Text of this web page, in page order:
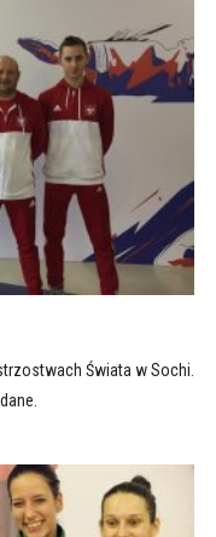
Świata w Sochi.